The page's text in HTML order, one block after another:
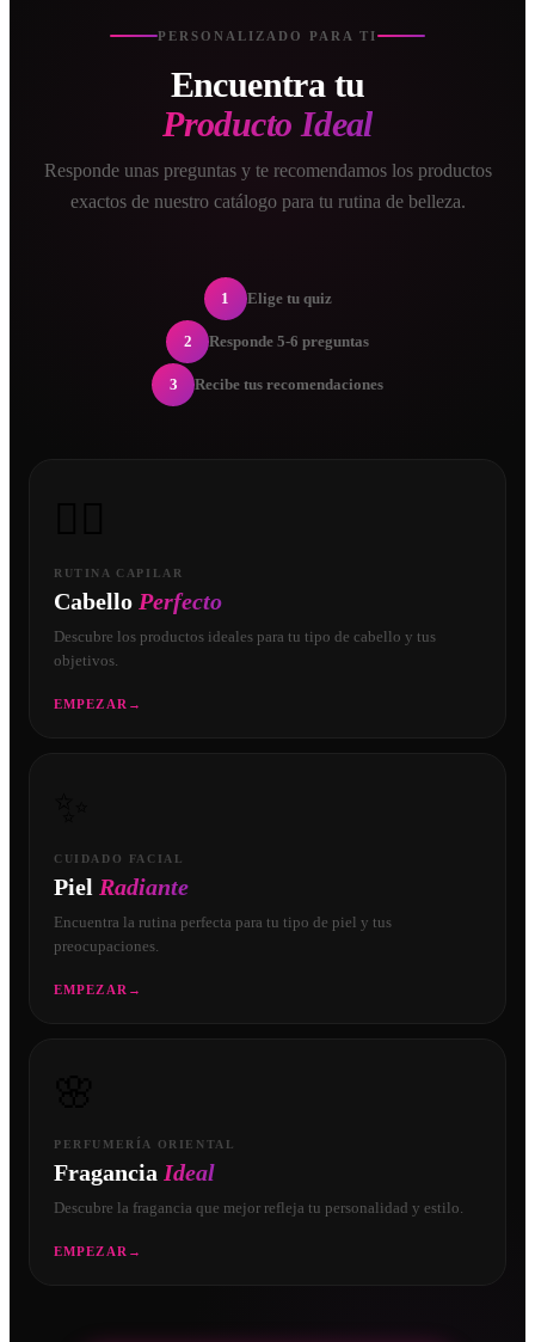
PERSONALIZADO PARA TI
Encuentra tu
Producto Ideal
Responde unas preguntas y te recomendamos los productos
exactos de nuestro catálogo para tu rutina de belleza.
1 Elige tu quiz
2 Responde 5-6 preguntas
3 Recibe tus recomendaciones
RUTINA CAPILAR
Cabello Perfecto
Descubre los productos ideales para tu tipo de cabello y tus
objetivos.
EMPEZAR →
CUIDADO FACIAL
Piel Radiante
Encuentra la rutina perfecta para tu tipo de piel y tus
preocupaciones.
EMPEZAR →
PERFUMERÍA ORIENTAL
Fragancia Ideal
Descubre la fragancia que mejor refleja tu personalidad y estilo.
EMPEZAR →